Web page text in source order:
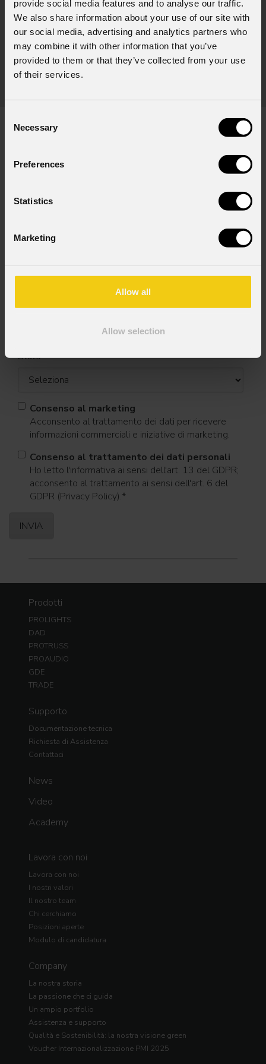
provide social media features and to analyse our traffic.
We also share information about your use of our site with
our social media, advertising and analytics partners who
may combine it with other information that you’ve
provided to them or that they’ve collected from your use
of their services.
Selection
Necessary
Preferences
Statistics
Marketing
Allow all
Allow selection
L'edizione portoghese del celebre festival brasiliano Rock in Rio ,
a cadenza biennale, ha trasformato il Parque Tejo di Lisbona nella
leggendaria Cidade do Rock . In quattro giornate all'insegna di
musica, magia e connessione, decine di artisti internazionali
Il
Iscriviti alla nostra
Email*
Cognome
Stato*
Consenso al marketing
Acconsento al trattamento dei dati per ricevere
informazioni commerciali e iniziative di marketing.
Consenso al trattamento dei dati personali
Ho letto l'informativa ai sensi dell'art. 13 del GDPR;
acconsento al trattamento ai sensi dell'art. 6 del
GDPR (Privacy Policy).*
Prodotti
PROLIGHTS
DAD
PROTRUSS
PROAUDIO
GDE
TRADE
Supporto
Documentazione tecnica
Richiesta di Assistenza
Contattaci
News
Video
Academy
Lavora con noi
Lavora con noi
I nostri valori
Il nostro team
Chi cerchiamo
Posizioni aperte
Modulo di candidatura
Company
La nostra storia
La passione che ci guida
Un ampio portfolio
Assistenza e supporto
Qualità e Sostenibilità: la nostra visione green
Voucher Internazionalizzazione PMI 2025